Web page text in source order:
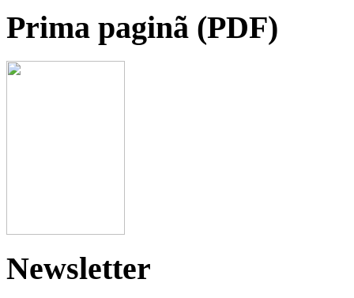
Prima paginã (PDF)
Newsletter